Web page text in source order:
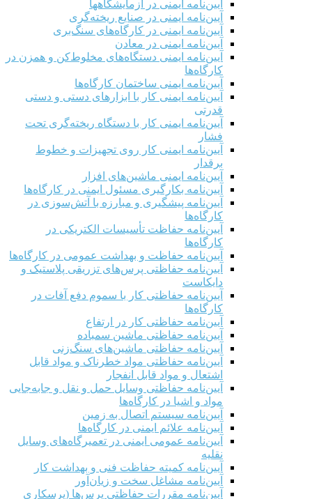
آیین‌نامه ایمنی در آزمایشگاهها
آیین‌نامه ایمنی در صنایع ریخته‌گری
آیین‌نامه ایمنی در کارگاه‌های سنگ‌بری
آیین‌نامه ایمنی در معادن
آیین‌نامه ایمنی دستگاه‌های مخلوط‌کن و همزن در
کارگاه‌ها
آیین‌نامه ایمنی ساختمان کارگاه‌ها
آیین‌نامه ایمنی کار با ابزارهای دستی و دستی
قدرتی
آیین‌نامه ایمنی کار با دستگاه ریخته‌گری تحت
فشار
آیین‌نامه ایمنی کار روی تجهیزات و خطوط
برقدار
آیین‌نامه ایمنی ماشین‌های افزار
آیین‌نامه بکارگیری مسئول ایمنی در کارگاه‌ها
آیین‌نامه پیشگیری و مبارزه با آتش‌سوزی در
کارگاه‌ها
آیین‌نامه حفاظت تأسیسات الکتریکی در
کارگاه‌ها
آیین‌نامه حفاظت و بهداشت عمومی در کارگاه‌ها
آیین‌نامه حفاظتی پرس‌های تزریقی پلاستیک و
دایکاست
آیین‌نامه حفاظتی کار با سموم دفع آفات در
کارگاه‌ها
آیین‌نامه حفاظتی کار در ارتفاع
آیین‌نامه حفاظتی ماشین سمباده
آیین‌نامه حفاظتی ماشین‌های سنگ‌زنی
آیین‌نامه حفاظتی مواد خطرناک و مواد قابل
اشتعال و مواد قابل انفجار
آیین‌نامه حفاظتی وسایل حمل و نقل و جابه‌جایی
مواد و اشیا در کارگاه‌ها
آیین‌نامه سیستم اتصال به زمین
آیین‌نامه علائم ایمنی در کارگاه‌ها
آیین‌نامه عمومی ایمنی در تعمیرگاه‌های وسایل
نقلیه
آیین‌نامه کمیته حفاظت فنی و بهداشت کار
آیین‌نامه مشاغل سخت و زیان‌آور
آیین‌نامه مقررات حفاظتی پرس‌ها (پرسکاری